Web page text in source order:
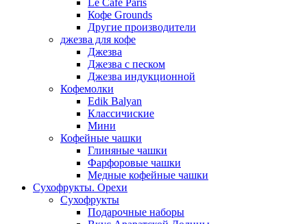
Le Café Paris
Кофе Grounds
Другие производители
джезва для кофе
Джезва
Джезва с песком
Джезва индукционной
Кофемолки
Edik Balyan
Классичиские
Мини
Кофейные чашки
Глиняные чашки
Фарфоровые чашки
Медные кофейные чашки
Сухофрукты. Орехи
Сухофрукты
Подарочные наборы